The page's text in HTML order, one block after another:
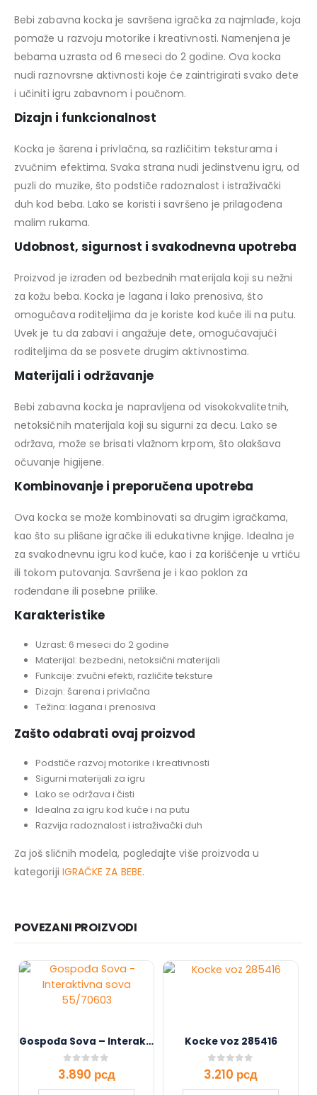
Bebi zabavna kocka je savršena igračka za najmlađe, koja
pomaže u razvoju motorike i kreativnosti. Namenjena je
bebama uzrasta od 6 meseci do 2 godine. Ova kocka
nudi raznovrsne aktivnosti koje će zaintrigirati svako dete
i učiniti igru zabavnom i poučnom.
Dizajn i funkcionalnost
Kocka je šarena i privlačna, sa različitim teksturama i
zvučnim efektima. Svaka strana nudi jedinstvenu igru, od
puzli do muzike, što podstiče radoznalost i istraživački
duh kod beba. Lako se koristi i savršeno je prilagođena
malim rukama.
Udobnost, sigurnost i svakodnevna upotreba
Proizvod je izrađen od bezbednih materijala koji su nežni
za kožu beba. Kocka je lagana i lako prenosiva, što
omogućava roditeljima da je koriste kod kuće ili na putu.
Uvek je tu da zabavi i angažuje dete, omogućavajući
roditeljima da se posvete drugim aktivnostima.
Materijali i održavanje
Bebi zabavna kocka je napravljena od visokokvalitetnih,
netoksičnih materijala koji su sigurni za decu. Lako se
održava, može se brisati vlažnom krpom, što olakšava
očuvanje higijene.
Kombinovanje i preporučena upotreba
Ova kocka se može kombinovati sa drugim igračkama,
kao što su plišane igračke ili edukativne knjige. Idealna je
za svakodnevnu igru kod kuće, kao i za korišćenje u vrtiću
ili tokom putovanja. Savršena je i kao poklon za
rođendane ili posebne prilike.
Karakteristike
Uzrast: 6 meseci do 2 godine
Materijal: bezbedni, netoksični materijali
Funkcije: zvučni efekti, različite teksture
Dizajn: šarena i privlačna
Težina: lagana i prenosiva
Zašto odabrati ovaj proizvod
Podstiče razvoj motorike i kreativnosti
Sigurni materijali za igru
Lako se održava i čisti
Idealna za igru kod kuće i na putu
Razvija radoznalost i istraživački duh
Za još sličnih modela, pogledajte više proizvoda u
kategoriji IGRAČKE ZA BEBE.
POVEZANI PROIZVODI
Gospođa Sova – Interaktivna sova 55/70603
0 out of 5
3.890 рсд
Kocke voz 285416
0 out of 5
3.210 рсд